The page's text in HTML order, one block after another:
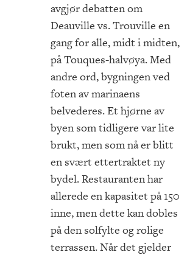
avgjør debatten om
Deauville vs. Trouville en
gang for alle, midt i midten,
på Touques-halvøya. Med
andre ord, bygningen ved
foten av marinaens
belvederes. Et hjørne av
byen som tidligere var lite
brukt, men som nå er blitt
en svært ettertraktet ny
bydel. Restauranten har
allerede en kapasitet på 150
inne, men dette kan dobles
på den solfylte og rolige
terrassen. Når det gjelder